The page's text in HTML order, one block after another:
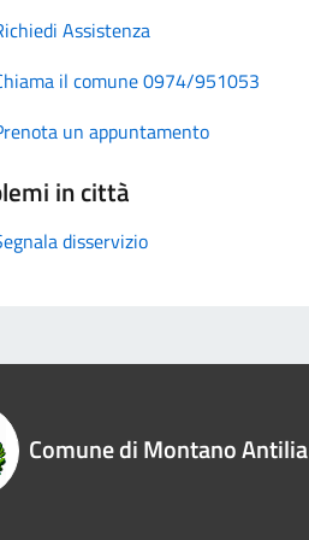
Assistenza
il comune 0974/951053
un appuntamento
in città
disservizio
Comune di Montano Antilia